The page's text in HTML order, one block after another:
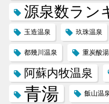
源泉数ラン
玉造温泉 玖珠温泉
都幾川温泉 重炭酸湯
阿蘇内牧温泉
青湯 飯山温